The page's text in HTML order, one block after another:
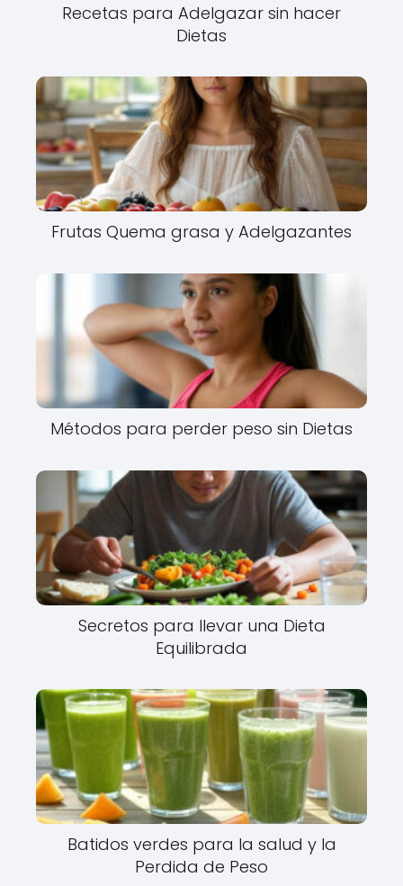
Recetas para Adelgazar sin hacer
Dietas
Frutas Quema grasa y Adelgazantes
Métodos para perder peso sin Dietas
Secretos para llevar una Dieta
Equilibrada
Batidos verdes para la salud y la
Perdida de Peso